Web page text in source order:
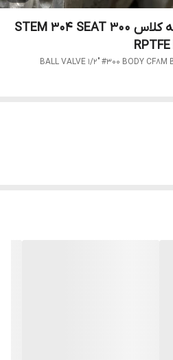
شیر توپی 1/2 اینچ دو تیکه کلاس 300 STEM 304 SEAT
BALL VALVE 1/2" #300 BODY